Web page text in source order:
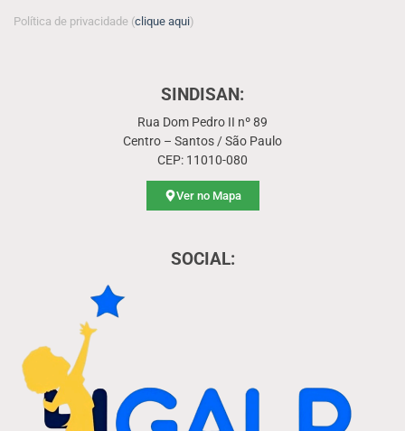
Política de privacidade (clique aqui)
SINDISAN:
Rua Dom Pedro II nº 89
Centro – Santos / São Paulo
CEP: 11010-080
Ver no Mapa
SOCIAL: